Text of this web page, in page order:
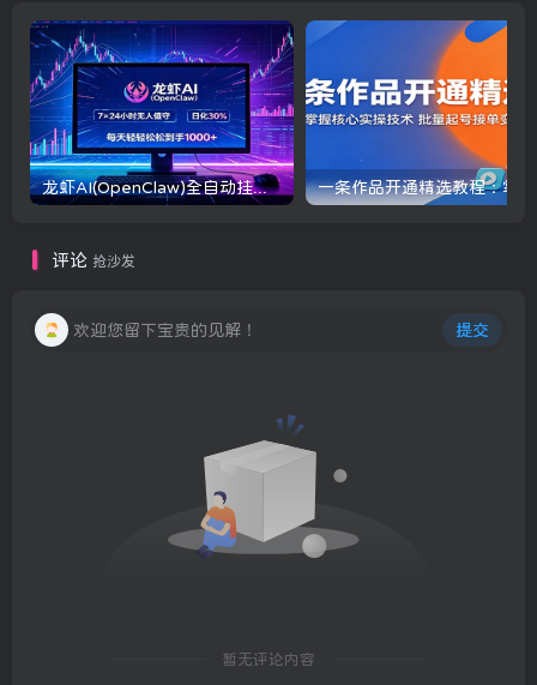
龙虾AI(OpenClaw)全自动挂机，智能操控电脑高效执行任务，每天轻松到手四位数
评论 抢沙发
欢迎您留下宝贵的见解！ 提交
暂无评论内容